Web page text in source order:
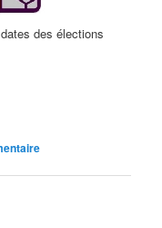
des élections